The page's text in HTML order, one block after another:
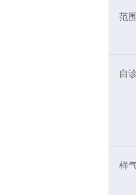
范
自
样